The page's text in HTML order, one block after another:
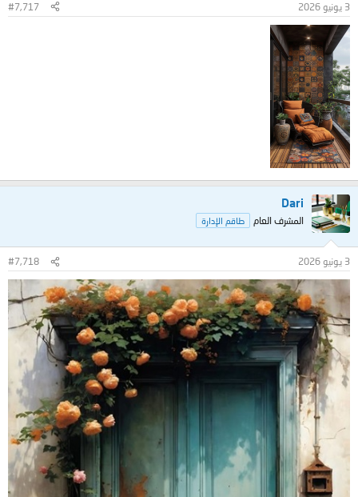
3 يونيو 2026 #7,717
Dari
المشرف العام طاقم الإدارة
3 يونيو 2026 #7,718